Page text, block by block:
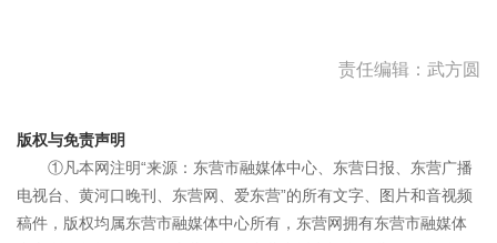
责任编辑：武方圆
版权与免责声明
①凡本网注明“来源：东营市融媒体中心、东营日报、东营广播
电视台、黄河口晚刊、东营网、爱东营”的所有文字、图片和音视频
稿件，版权均属东营市融媒体中心所有，东营网拥有东营市融媒体